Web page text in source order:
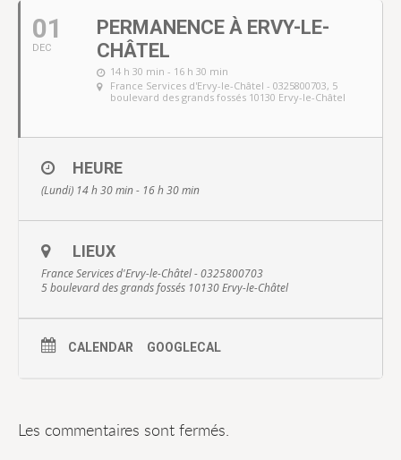
01
DEC
PERMANENCE À ERVY-LE-
CHÂTEL
14 h 30 min - 16 h 30 min
France Services d'Ervy-le-Châtel - 0325800703, 5
boulevard des grands fossés 10130 Ervy-le-Châtel
HEURE
(Lundi) 14 h 30 min - 16 h 30 min
LIEUX
France Services d'Ervy-le-Châtel - 0325800703
5 boulevard des grands fossés 10130 Ervy-le-Châtel
CALENDAR GOOGLECAL
Les commentaires sont fermés.